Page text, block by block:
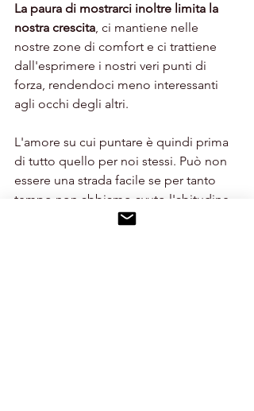
La paura di mostrarci inoltre limita la
nostra crescita, ci mantiene nelle
nostre zone di comfort e ci trattiene
dall'esprimere i nostri veri punti di
forza, rendendoci meno interessanti
agli occhi degli altri.
L'amore su cui puntare è quindi prima
di tutto quello per noi stessi. Può non
essere una strada facile se per tanto
tempo non abbiamo avuto l'abitudine
a questo tipo di amore, ma di sicuro è